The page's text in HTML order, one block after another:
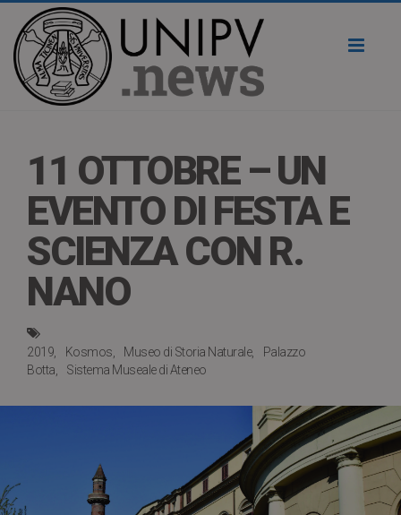
11 OTTOBRE – UN
EVENTO DI FESTA E
SCIENZA CON R.
NANO
2019 Kosmos Museo di Storia Naturale
Palazzo
Botta
Sistema Museale di Ateneo